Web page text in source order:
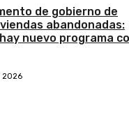
de gobierno de
abandonadas:
nuevo programa
2026